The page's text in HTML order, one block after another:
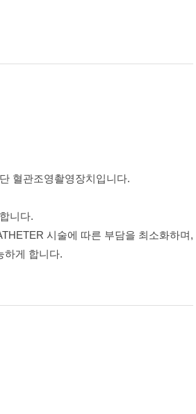
혈관조영촬영장치입니다.
니다.
시술에 따른 부담을 최소화하며,
하게 합니다.